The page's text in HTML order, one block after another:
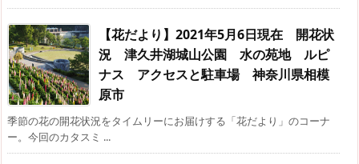
【花だより】2021年5月6日現在 開花状
況 津久井湖城山公園 水の苑地 ルピ
ナス アクセスと駐車場 神奈川県相模
原市
季節の花の開花状況をタイムリーにお届けする「花だより」のコーナ
ー。今回のカタスミ ...